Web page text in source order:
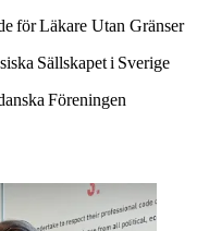
för Läkare Utan Gränser
Sällskapet i Sverige
Föreningen